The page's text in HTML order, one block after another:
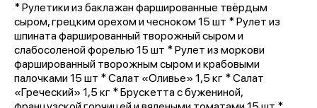
* Рулетики из баклажан фаршированные твёрдым
сыром, грецким орехом и чесноком 15 шт * Рулет из
шпината фаршированный творожный сыром и
слабосоленой форелью 15 шт * Рулет из моркови
фаршированный творожным сыром и крабовыми
палочками 15 шт * Салат «Оливье» 1,5 кг * Салат
«Греческий» 1,5 кг * Брускетта с бужениной,